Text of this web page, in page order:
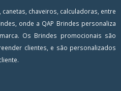
chaveiros, calculadoras, entre
onde a QAP Brindes personaliza
Os Brindes promocionais são
clientes, e são personalizados